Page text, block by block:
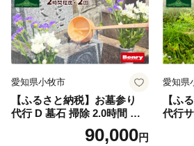
【ワンストップ特例申請書送付先】
〒897-0006
住所:鹿児島県南さつま市加世田本
宛先：鹿児島市ふるさと納税サポ
※鹿児島市では、ワンストップ特例
しています。
愛知県小牧市
【ふるさと納税】お墓参り
代行 D 墓石 掃除 2.0時間 程
度 × 2回 お参り 献花 献香 雑
草 除去 処分 草抜き 清掃 お
90,000円
愛知県
【ふ
代行
人作
拾い